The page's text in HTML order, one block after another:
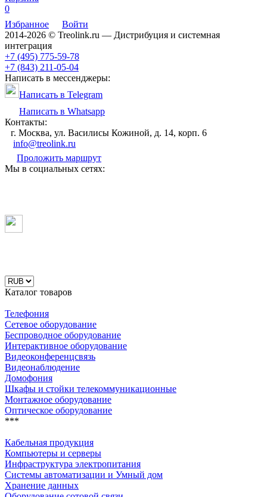
0
Избранное
Войти
2014-2026 © Treolink.ru — Дистрибуция и системная
интеграция
+7 (495) 775-59-78
+7 (843) 211-05-04
Написать в мессенджеры:
Написать в Telegram
Написать в Whatsapp
Контакты:
г. Москва, ул. Василисы Кожиной, д. 14, корп. 6
info@treolink.ru
Проложить маршрут
Мы в социальных сетях:
Каталог товаров
Телефония
Сетевое оборудование
Беспроводное оборудование
Интерактивное оборудование
Видеоконференцсвязь
Видеонаблюдение
Домофония
Шкафы и стойки телекоммуникационные
Монтажное оборудование
Оптическое оборудование
***
Кабельная продукция
Компьютеры и серверы
Инфраструктура электропитания
Системы автоматизации и Умный дом
Хранение данных